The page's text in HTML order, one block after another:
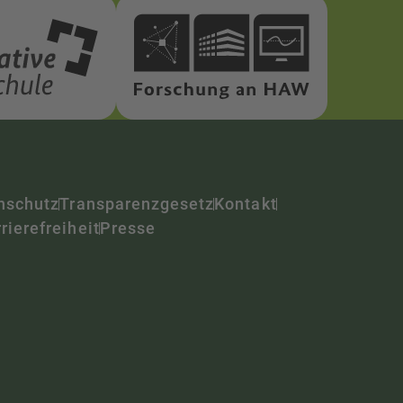
TransparenzgesetzKontakt
Presse